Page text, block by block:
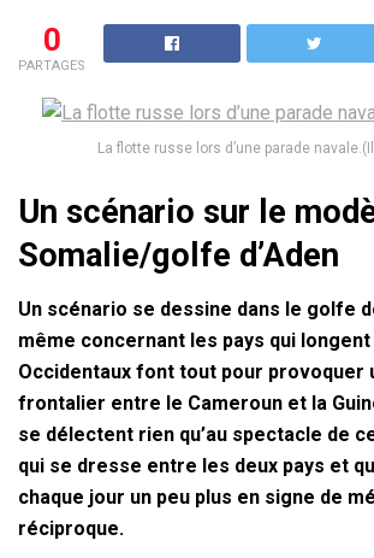
0
PARTAGES
La flotte russe lors d’une parade
Un scénario sur le
Somalie/golfe d’Aden
Un scénario se dessine dans le golfe
même concernant les pays qui
Occidentaux font tout pour provoquer
frontalier entre le Cameroun et la
se délectent rien qu’au spectacle de
qui se dresse entre les deux pays et
chaque jour un peu plus en signe de
réciproque.